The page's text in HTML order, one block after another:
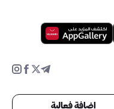
إضافة فعالية